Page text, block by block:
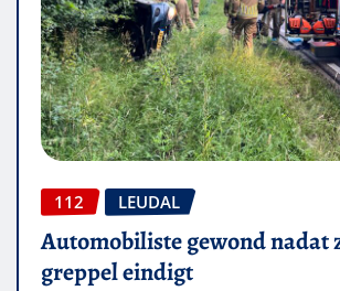
112 LEUDAL
Automobiliste gewond nadat
greppel eindigt